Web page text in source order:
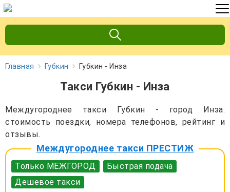
Главная Губкин Губкин - Инза
Такси Губкин - Инза
Междугороднее такси Губкин - город Инза:
стоимость поездки, номера телефонов, рейтинг и
отзывы.
Междугороднее такси ПРЕСТИЖ
Только МЕЖГОРОД
Быстрая подача
Дешевое такси